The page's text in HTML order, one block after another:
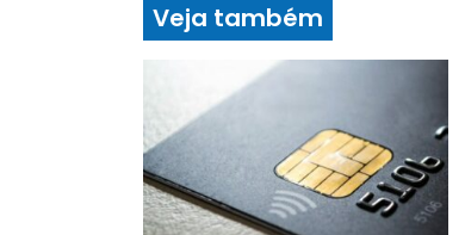
Veja também